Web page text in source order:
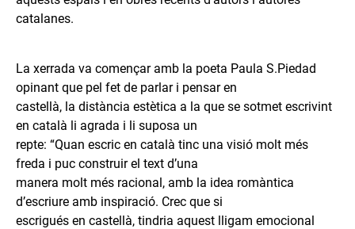
catalanes.
La xerrada va començar amb la poeta Paula S.Piedad
opinant que pel fet de parlar i pensar en
castellà, la distància estètica a la que se sotmet escrivint
en català li agrada i li suposa un
repte: “Quan escric en català tinc una visió molt més
freda i puc construir el text d’una
manera molt més racional, amb la idea romàntica
d’escriure amb inspiració. Crec que si
escrigués en castellà, tindria aquest lligam emocional